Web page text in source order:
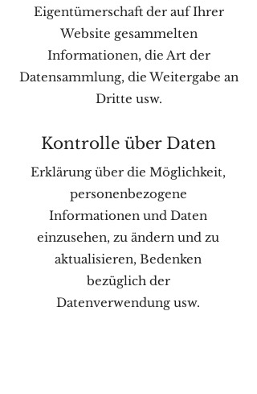
Eigentümerschaft der auf Ihrer
Website gesammelten
Informationen, die Art der
Datensammlung, die Weitergabe an
Dritte usw.
Kontrolle über Daten
Erklärung über die Möglichkeit,
personenbezogene
Informationen und Daten
einzusehen, zu ändern und zu
aktualisieren, Bedenken
bezüglich der
Datenverwendung usw.